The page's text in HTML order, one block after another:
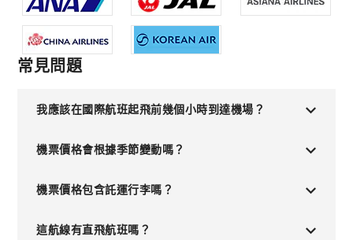
常見問題
我應該在國際航班起飛前幾個小時到達機場？
機票價格會根據季節變動嗎？
機票價格包含託運行李嗎？
這航線有直飛航班嗎？